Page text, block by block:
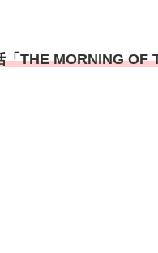
「THE MORNING OF